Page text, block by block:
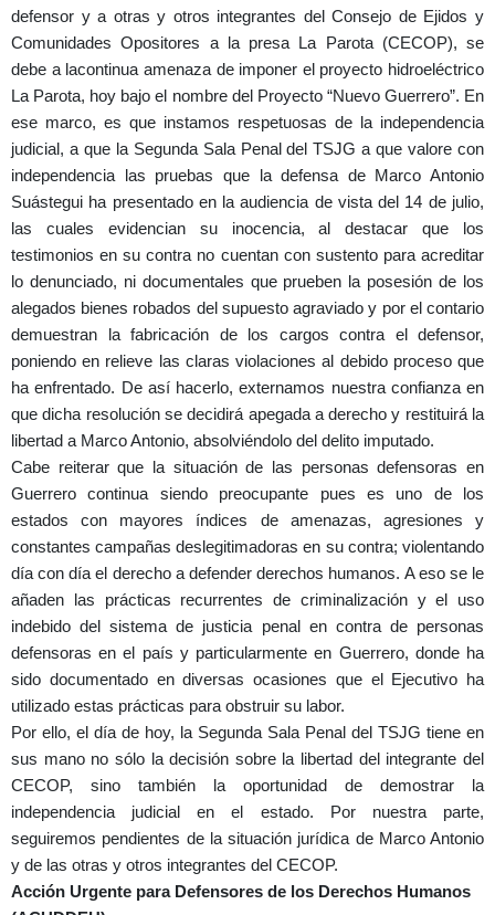
defensor y a otras y otros integrantes del Consejo de Ejidos y
Comunidades Opositores a la presa La Parota (CECOP), se
debe a lacontinua amenaza de imponer el proyecto hidroeléctrico
La Parota, hoy bajo el nombre del Proyecto “Nuevo Guerrero”. En
ese marco, es que instamos respetuosas de la independencia
judicial, a que la Segunda Sala Penal del TSJGa que valore con
independencia las pruebas que la defensa de Marco Antonio
Suástegui ha presentado en la audiencia de vista del 14 de julio,
las cuales evidencian su inocencia, al destacar que los
testimonios en su contra no cuentan con sustento para acreditar
lo denunciado, ni documentales que prueben la posesión de los
alegados bienes robados del supuesto agraviado y por el contario
demuestran la fabricación de los cargos contra el defensor,
poniendo en relieve las claras violaciones al debido proceso que
ha enfrentado. De así hacerlo, externamos nuestra confianza en
que dicha resolución se decidirá apegada a derecho y restituirá la
libertad a Marco Antonio, absolviéndolo del delito imputado.
Cabe reiterar que la situación de las personas defensoras en
Guerrero continua siendo preocupante pues es uno de los
estados con mayores índices de amenazas, agresiones y
constantes campañas deslegitimadoras en su contra; violentando
día con día el derecho a defender derechos humanos. A eso se le
añaden las prácticas recurrentes de criminalización y el uso
indebido del sistema de justicia penal en contra de personas
defensoras en el país y particularmente en Guerrero, donde ha
sido documentado en diversas ocasiones que el Ejecutivo ha
utilizado estas prácticas para obstruir su labor.
Por ello, el día de hoy, la Segunda Sala Penal del TSJG tiene en
sus mano no sólo la decisión sobre la libertad del integrante del
CECOP, sino también la oportunidad de demostrar la
independencia judicial en el estado. Por nuestra parte,
seguiremos pendientes de la situación jurídica de Marco Antonio
y de las otras y otros integrantes del CECOP.
Acción Urgente para Defensores de los Derechos Humanos